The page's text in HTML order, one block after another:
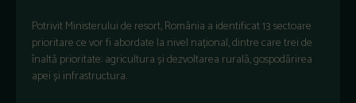
Potrivit Ministerului de resort, România a identificat 13 sectoare
prioritare ce vor fi abordate la nivel național, dintre care trei de
înaltă prioritate: agricultura și dezvoltarea rurală, gospodărirea
apei și infrastructura.